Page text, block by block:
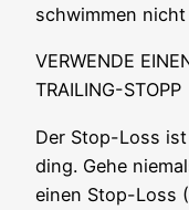
schwim­men
VERWENDE
TRAILING-STOPP
Der Stop-Loss
ding. Gehe
einen Stop-Loss